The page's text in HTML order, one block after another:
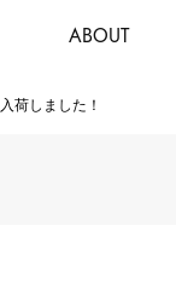
ABOUT
荷しました！